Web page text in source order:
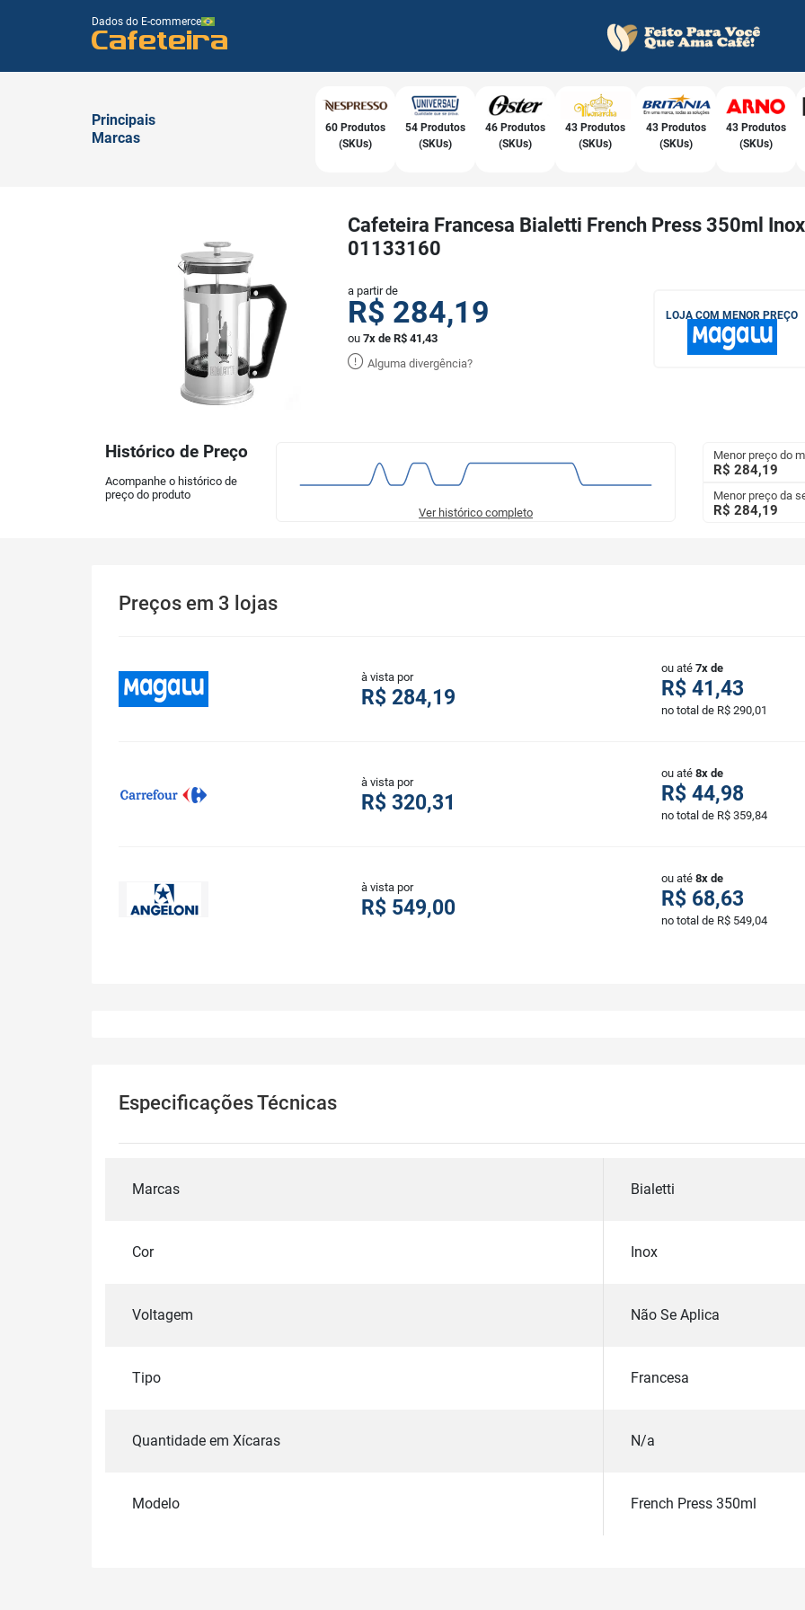
Dados do E-commerce
Cafeteira
Principais
Marcas
60 Produtos
(SKUs)
54 Produtos
(SKUs)
46 Produtos
(SKUs)
43 Produtos
(SKUs)
43 Produtos
(SKUs)
43 Produtos
(SKUs)
Cafeteira Francesa Bialetti French Press 350ml
01133160
a partir de
R$ 284,19
ou 7x de R$ 41,43
Alguma divergência?
LOJA COM MENOR PREÇO
Histórico de Preço
Acompanhe o histórico de
preço do produto
Ver histórico completo
Menor preço do
R$ 284,19
Menor preço da
R$ 284,19
Preços em 3 lojas
à vista por
R$ 284,19
ou até 7x de
R$ 41,43
no total de R$ 290,01
à vista por
R$ 320,31
ou até 8x de
R$ 44,98
no total de R$ 359,84
à vista por
R$ 549,00
ou até 8x de
R$ 68,63
no total de R$ 549,04
Especificações Técnicas
Marcas Bialetti
Cor Inox
Voltagem Não Se Aplica
Tipo Francesa
Quantidade em Xícaras N/a
Modelo French Press 350ml